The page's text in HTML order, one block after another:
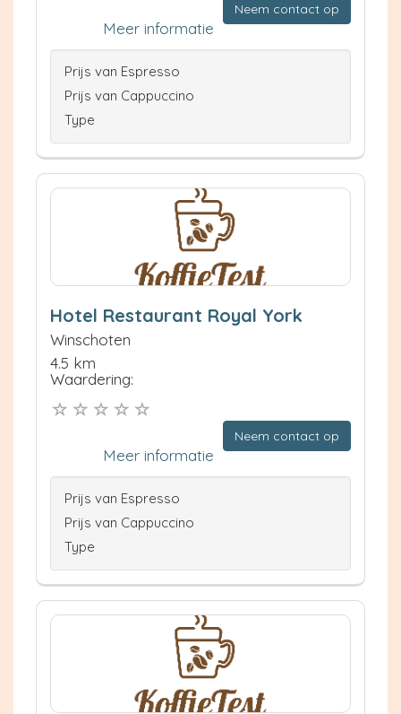
Neem contact op
Meer informatie
Prijs van Espresso
Prijs van Cappuccino
Type
Hotel Restaurant Royal York
Winschoten
4.5 km
Waardering:
Neem contact op
Meer informatie
Prijs van Espresso
Prijs van Cappuccino
Type